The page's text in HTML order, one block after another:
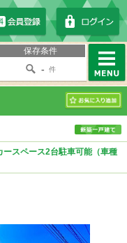
保存条件
- 件
MENU
お気に入り
スペース2台駐車可能（車種